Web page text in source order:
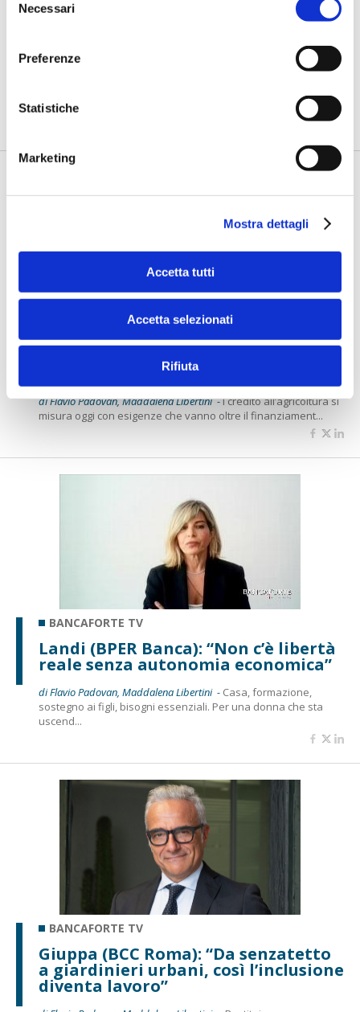
delNecessari
Preferenze
Statistiche
Marketing
Mostra dettagli
Accetta tutti
Accetta selezionati
Rifiuta
Fracassi (Multiply Group): "L’AI va
insieme ai controlli”
realizzati con l'AI funzionano. Spesso sorprendono per la
qualità ...
BANCAFORTE TV
Mancinelli (Gruppo BCC Iccrea): “Alle
imprese agricole servono finanza e
capacità di leggere i nuovi rischi”
di Flavio Padovan, Maddalena Libertini -l credito all’agricoltura si
misura oggi con esigenze che vanno oltre il finanziament...
BANCAFORTE TV
Landi (BPER Banca): “Non c’è libertà
reale senza autonomia economica”
di Flavio Padovan, Maddalena Libertini - Casa, formazione,
sostegno ai figli, bisogni essenziali. Per una donna che sta
uscend...
BANCAFORTE TV
Giuppa (BCC Roma): “Da senzatetto
a giardinieri urbani, così l’inclusione
diventa lavoro”